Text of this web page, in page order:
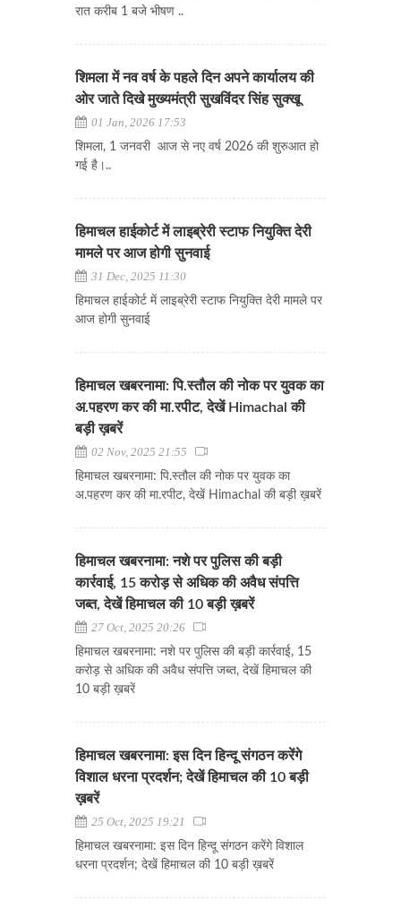
रात करीब 1 बजे भीषण ..
शिमला में नव वर्ष के पहले दिन अपने कार्यालय की
ओर जाते दिखे मुख्यमंत्री सुखविंदर सिंह सुक्खू
01 Jan, 2026 17:53
शिमला, 1 जनवरी आज से नए वर्ष 2026 की शुरुआत हो
गई है।..
हिमाचल हाईकोर्ट में लाइब्रेरी स्टाफ नियुक्ति देरी
मामले पर आज होगी सुनवाई
31 Dec, 2025 11:30
हिमाचल हाईकोर्ट में लाइब्रेरी स्टाफ नियुक्ति देरी मामले पर
आज होगी सुनवाई
हिमाचल खबरनामा: पि.स्तौल की नोक पर युवक का
अ.पहरण कर की मा.रपीट, देखें Himachal की
बड़ी ख़बरें
02 Nov, 2025 21:55
हिमाचल खबरनामा: पि.स्तौल की नोक पर युवक का
अ.पहरण कर की मा.रपीट, देखें Himachal की बड़ी ख़बरें
हिमाचल खबरनामा: नशे पर पुलिस की बड़ी
कार्रवाई, 15 करोड़ से अधिक की अवैध संपत्ति
जब्त, देखें हिमाचल की 10 बड़ी ख़बरें
27 Oct, 2025 20:26
हिमाचल खबरनामा: नशे पर पुलिस की बड़ी कार्रवाई, 15
करोड़ से अधिक की अवैध संपत्ति जब्त, देखें हिमाचल की
10 बड़ी ख़बरें
हिमाचल खबरनामा: इस दिन हिन्दू संगठन करेंगे
विशाल धरना प्रदर्शन; देखें हिमाचल की 10 बड़ी
ख़बरें
25 Oct, 2025 19:21
हिमाचल खबरनामा: इस दिन हिन्दू संगठन करेंगे विशाल
धरना प्रदर्शन; देखें हिमाचल की 10 बड़ी ख़बरें